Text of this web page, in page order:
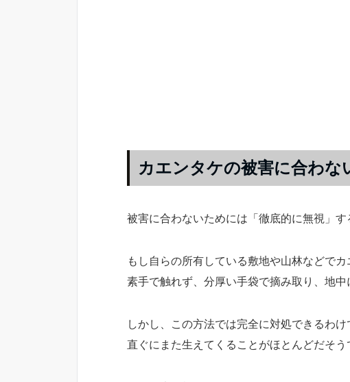
カエンタケの被害に合わな
被害に合わないためには「徹底的に無視」す
もし自らの所有している敷地や山林などで
素手で触れず、分厚い手袋で摘み取り、地中
しかし、この方法では完全に対処できるわけ
直ぐにまた生えてくることがほとんどだそう